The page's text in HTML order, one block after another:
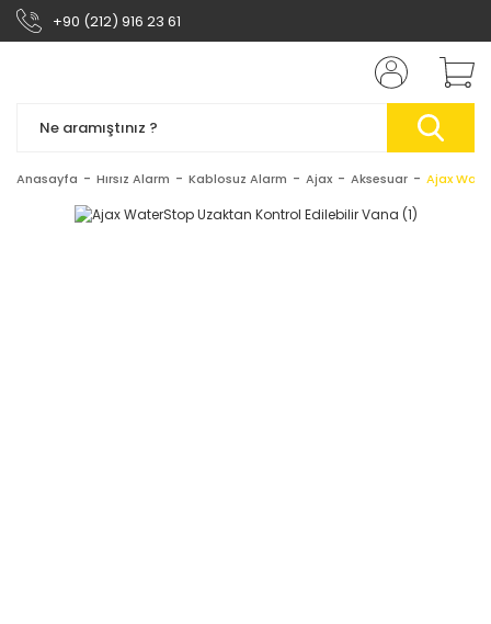
+90 (212) 916 23 61
Anasayfa Hırsız Alarm Kablosuz Alarm Ajax Aksesuar Ajax